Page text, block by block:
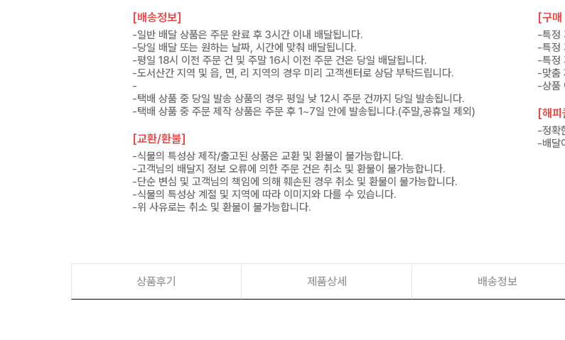
[배송정보]
-일반 배달 상품은 주문 완료 후 3시간 이내 배달됩니다.
-당일 배달 또는 원하는 날짜, 시간에 맞춰 배달됩니다.
-평일 18시 이전 주문 건 및 주말 16시 이전 주문 건은 당일 배달됩니다.
-도서산간 지역 및 읍, 면, 리 지역의 경우 미리 고객센터로 상담 부탁드립니다.
-
-택배 상품 중 당일 발송 상품의 경우 평일 낮 12시 주문 건까지 당일 발송됩니다.
-택배 상품 중 주문 제작 상품은 주문 후 1~7일 안에 발송됩니다.(주말,공휴일 제외)
[교환/환불]
-식물의 특성상 제작/출고된 상품은 교환 및 환불이 불가능합니다.
-고객님의 배달지 정보 오류에 의한 주문 건은 취소 및 환불이 불가능합니다.
-단순 변심 및 고객님의 책임에 의해 훼손된 경우 취소 및 환불이 불가능합니다.
-식물의 특성상 계절 및 지역에 따라 이미지와 다를 수 있습니다.
-위 사유로는 취소 및 환불이 불가능합니다.
[구
-특정
-특정
-특정
-맞춤
-상품
[해피
-정확
-배달
상품후기 제품상세 배송정보